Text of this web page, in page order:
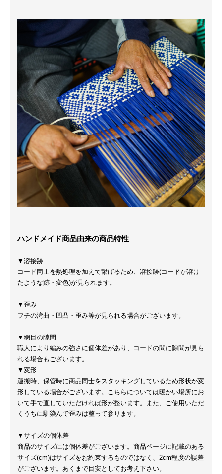
ハンドメイド商品由来の商品特性
▼溶接跡
コード同士を熱処理を加えて繋げるため、溶接跡(コードが溶け
たような跡・変色)が見られます。
▼歪み
フチの湾曲・凹凸・歪み等が見られる場合がございます。
▼網目の隙間
職人により編みの強さに個体差があり、コードの間に隙間が見ら
れる場合もございます。
▼変形
運搬時、保管時に商品同士をスタッキングしているため形状が変
形している場合がございます。こちらについては暖かい場所にお
いて手で直していただければ形が整います。また、ご使用いただ
くうちに馴染んで歪みは整って参ります。
▼サイズの個体差
商品のサイズには個体差がございます。商品ページに記載のある
サイズ(cm)はサイズをお約束するものではなく、2cm程度の誤差
がございます。あくまで目安としてお考え下さい。